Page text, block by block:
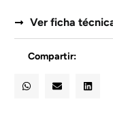
Ver ficha
Compartir: